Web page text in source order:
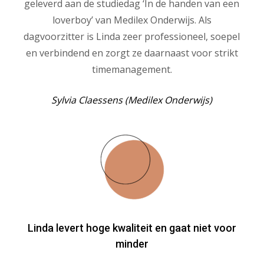
geleverd aan de studiedag ‘In de handen van een
loverboy’ van Medilex Onderwijs. Als
dagvoorzitter is Linda zeer professioneel, soepel
en verbindend en zorgt ze daarnaast voor strikt
timemanagement.
Sylvia Claessens (Medilex Onderwijs)
Linda levert hoge kwaliteit en gaat niet voor
minder